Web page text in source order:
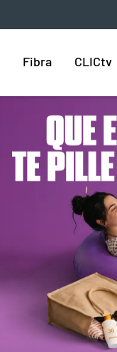
Fibra CLICtv